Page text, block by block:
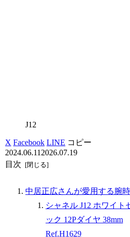
J12
X Facebook LINE コピー
2024.06.11 2026.07.19
目次
中居正広さんが愛用する腕
シャネル J12 ホワイト
ック 12Pダイヤ 38mm
Ref.H1629